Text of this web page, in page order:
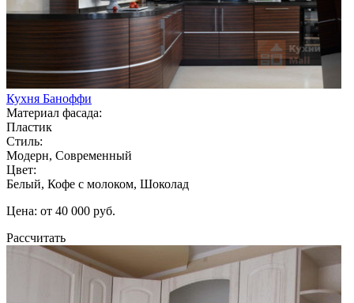
Кухня Баноффи
Материал фасада:
Пластик
Стиль:
Модерн, Современный
Цвет:
Белый, Кофе с молоком, Шоколад
Цена: от 40 000 руб.
Рассчитать